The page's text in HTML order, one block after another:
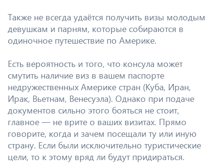
Также не всегда удаётся получить визы молодым
девушкам и парням, которые собираются в
одиночное путешествие по Америке.
Есть вероятность и того, что консула может
смутить наличие виз в вашем паспорте
недружественных Америке стран (Куба, Иран,
Ирак, Вьетнам, Венесуэла). Однако при подаче
документов сильно этого бояться не стоит,
главное — не врите о ваших визитах. Прямо
говорите, когда и зачем посещали ту или иную
страну. Если были исключительно туристические
цели, то к этому вряд ли будут придираться.